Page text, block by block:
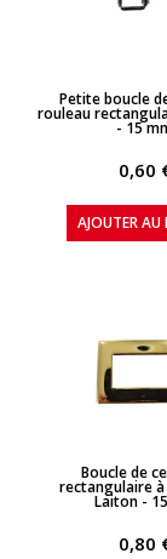
APERÇU
Petite boucle
rouleau
- 15
0,60
AJOUTER AU
APERÇU
Boucle de
rectangulaire
Laiton -
0,80